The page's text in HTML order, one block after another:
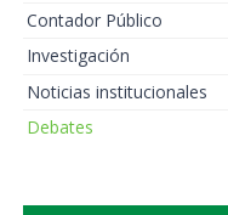
Contador Público
Investigación
Noticias institucionales
Debates